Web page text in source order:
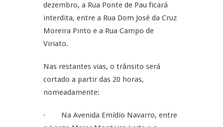
dezembro, a Rua Ponte de Pau ficará
interdita, entre a Rua Dom José da Cruz
Moreira Pinto e a Rua Campo de
Viriato.
Nas restantes vias, o trânsito será
cortado a partir das 20 horas,
nomeadamente:
· Na Avenida Emídio Navarro, entre